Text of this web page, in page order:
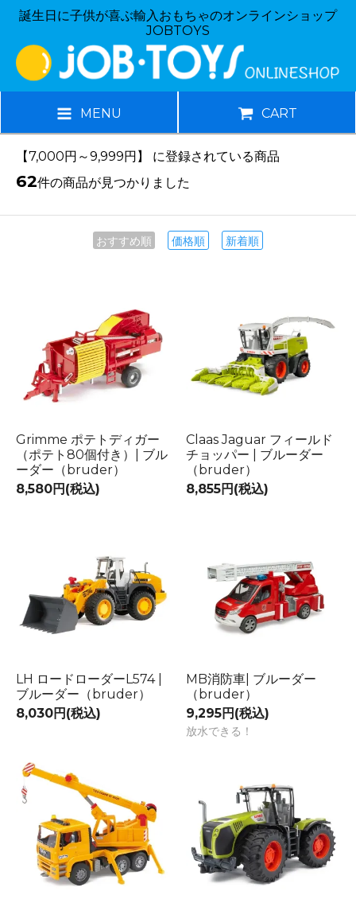
誕生日に子供が喜ぶ輸入おもちゃのオンラインショップ
JOBTOYS
MENU CART
【7,000円～9,999円】 に登録されている商品
62件の商品が見つかりました
おすすめ順 価格順 新着順
Grimme ポテトディガー
（ポテト80個付き）| ブル
ーダー（bruder）
8,580円(税込)
Claas Jaguar フィールド
チョッパー | ブルーダー
（bruder）
8,855円(税込)
LH ロードローダーL574 |
ブルーダー（bruder）
8,030円(税込)
MB消防車| ブルーダー
（bruder）
9,295円(税込)
放水できる！